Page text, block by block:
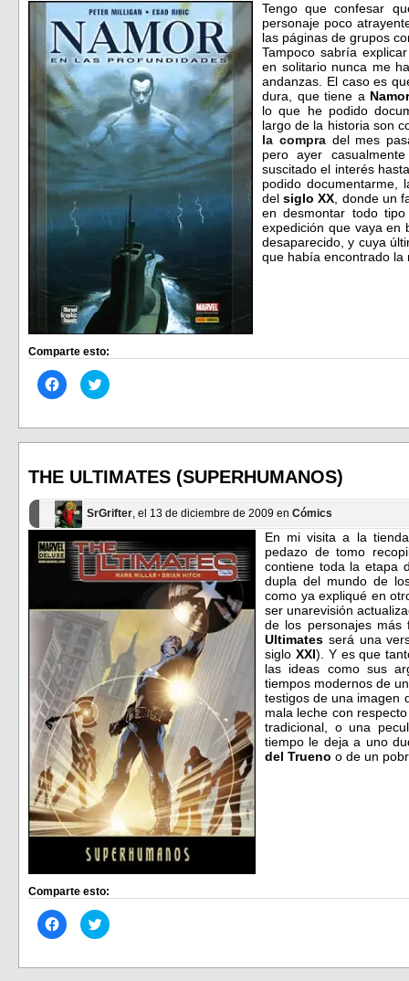
Tengo que confesar
personaje poco
las páginas de grupos
Tampoco sabría
en solitario nunca me
andanzas. El caso es
dura, que tiene a
lo que he podido
largo de la historia son
la compradel mes
pero ayer
suscitado el interés
podido documentarme,
delsiglo XX, donde un
en desmontar todo
expedición que vaya en
desaparecido, y cuya
que había encontrado
Comparte esto:
Haz
clic
en
(Se
en
una
nueva)
Haz
clic
en
(Se
en
una
nueva)
THE ULTIMATES (SUPERHUMANOS)
SrGrifter, el 13 de diciembre de 2009 en Cómics
En mi visita a la
pedazo de tomo
contiene toda la etapa
dupla del mundo de
como ya expliqué en
ser unarevisión
de los personajes
Ultimates será una
siglo XXI). Y es que
las ideas como sus
tiempos modernos de
testigos de una imagen
mala leche con
tradicional, o una
tiempo le deja a uno
del Trueno o de un
Comparte esto:
Haz
clic
en
Haz
clic
en